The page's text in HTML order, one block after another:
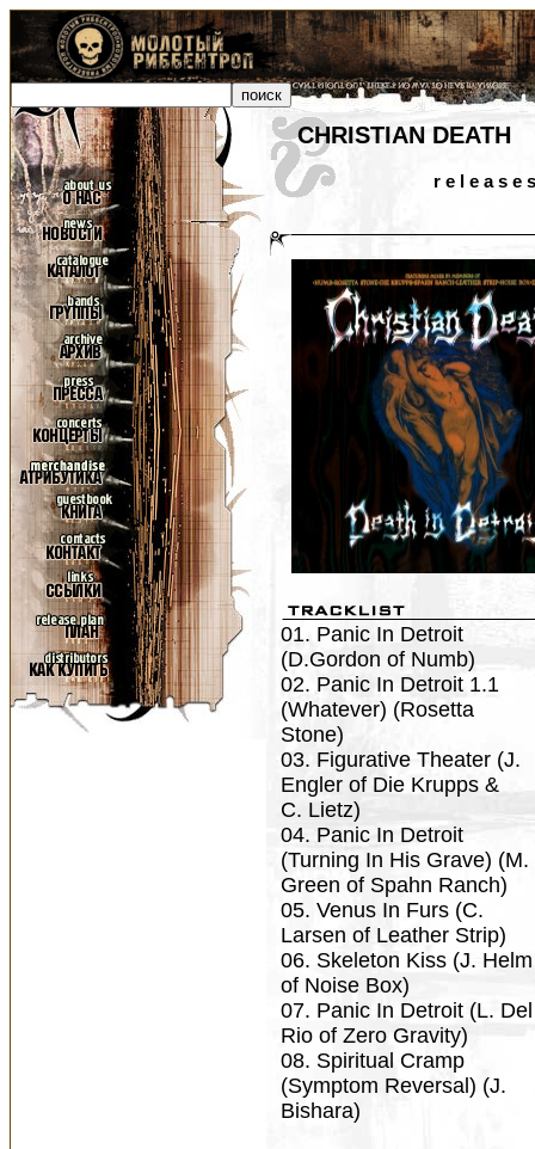
CHRISTIAN DEATH
r e l e a s e s
01. Panic In Detroit
(D.Gordon of Numb)
02. Panic In Detroit 1.1
(Whatever) (Rosetta
Stone)
03. Figurative Theater (J.
Engler of Die Krupps &
C. Lietz)
04. Panic In Detroit
(Turning In His Grave) (M.
Green of Spahn Ranch)
05. Venus In Furs (C.
Larsen of Leather Strip)
06. Skeleton Kiss (J. Helm
of Noise Box)
07. Panic In Detroit (L. Del
Rio of Zero Gravity)
08. Spiritual Cramp
(Symptom Reversal) (J.
Bishara)